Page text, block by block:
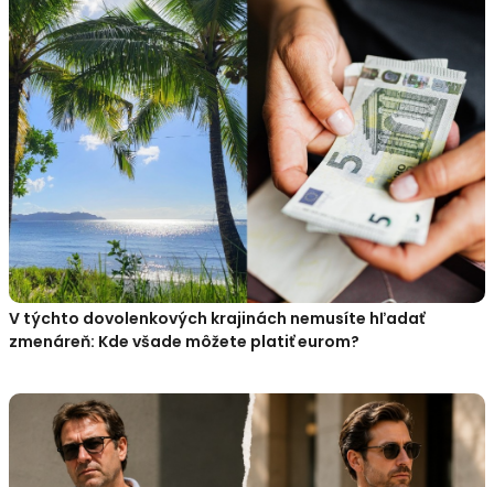
V týchto dovolenkových krajinách nemusíte hľadať
zmenáreň: Kde všade môžete platiť eurom?